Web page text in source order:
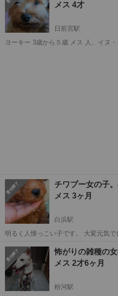
向いての譲渡に... メス 4才
日前宮駅
ヨーキー 3歳から５歳 メス 人、イヌ・ネコ 大
チワプー女の子。
メス 3ヶ月
白浜駅
明るく人懐っこい子です。 大変元気で良好です。 外見も悪い所はみあ
す。
和歌山 西牟婁郡 白浜駅 その
怖がりの雑種の
メス 2才6ヶ月
粉河駅